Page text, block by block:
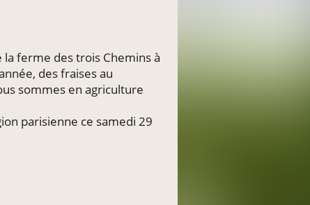
ferme des trois Chemins à
des fraises au
sommes en agriculture
parisienne ce samedi 29